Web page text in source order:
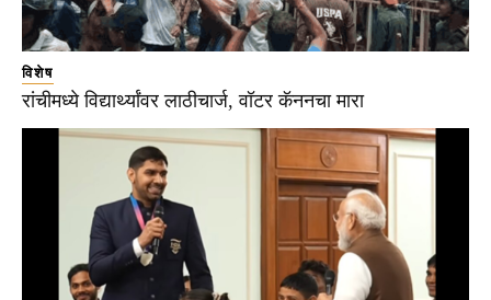
विशेष
रांचीमध्ये विद्यार्थ्यांवर लाठीचार्ज, वॉटर कॅननचा मारा